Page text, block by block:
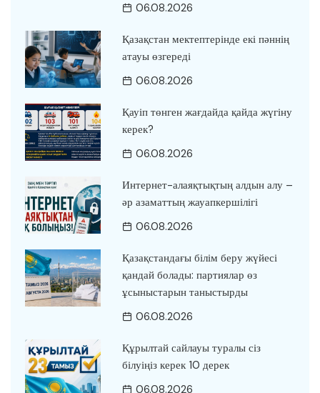
06.08.2026
Қазақстан мектептерінде екі пәннің
атауы өзгереді
06.08.2026
Қауіп төнген жағдайда қайда жүгіну
керек?
06.08.2026
Интернет-алаяқтықтың алдын алу –
әр азаматтың жауапкершілігі
06.08.2026
Қазақстандағы білім беру жүйесі
қандай болады: партиялар өз
ұсыныстарын таныстырды
06.08.2026
Құрылтай сайлауы туралы сіз
білуіңіз керек 10 дерек
06.08.2026